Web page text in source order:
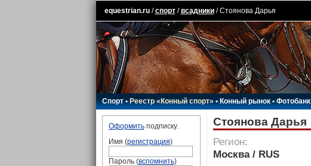
equestrian.ru/спорт/всадники/ Стоянова Дарья
Спорт•Реестр «Конный спорт»•Конный рынок•Фотобанк
Оформитьподписку.
Имя (регистрация)
Пароль (вспомнить)
Стоянова Дарья
Регион:
Москва / RUS